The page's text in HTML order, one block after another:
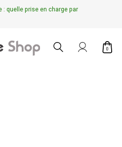
: quelle prise en charge par
0